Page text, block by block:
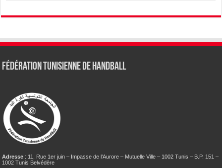
Fédération tunisienne de Handball
Adresse : 11, Rue 1er juin – Impasse de l’Aurore – Mutuelle Ville – 1002 Tunis – B.P. 151 –
1002 Tunis Belvédère